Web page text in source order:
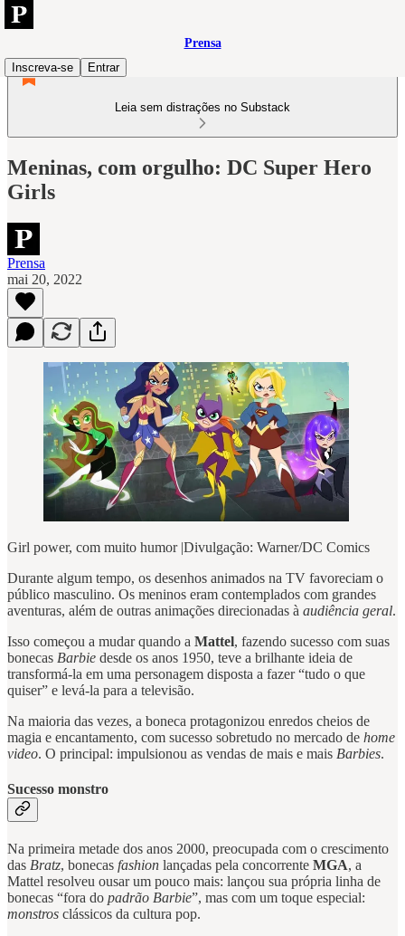
Prensa
Inscreva-se
Entrar
Leia sem distrações no Substack
Meninas, com orgulho: DC Super Hero
Girls
Prensa
mai 20, 2022
Girl power, com muito humor |Divulgação: Warner/DC Comics
Durante algum tempo, os desenhos animados na TV favoreciam o
público masculino. Os meninos eram contemplados com grandes
aventuras, além de outras animações direcionadas à audiência geral.
Isso começou a mudar quando a Mattel, fazendo sucesso com suas
bonecas Barbie desde os anos 1950, teve a brilhante ideia de
transformá-la em uma personagem disposta a fazer “tudo o que
quiser” e levá-la para a televisão.
Na maioria das vezes, a boneca protagonizou enredos cheios de
magia e encantamento, com sucesso sobretudo no mercado de home
video. O principal: impulsionou as vendas de mais e mais Barbies.
Sucesso monstro
Na primeira metade dos anos 2000, preocupada com o crescimento
das Bratz, bonecas fashion lançadas pela concorrente MGA, a
Mattel resolveu ousar um pouco mais: lançou sua própria linha de
bonecas “fora do padrão Barbie”, mas com um toque especial:
monstros clássicos da cultura pop.